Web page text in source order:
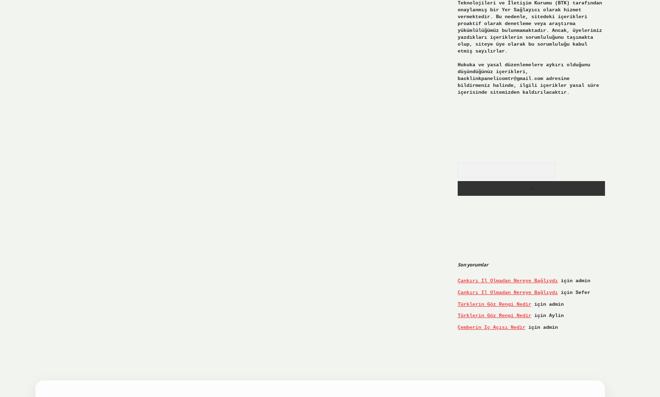
Teknolojileri ve İletişim Kurumu (BTK) tarafından
onaylanmış bir Yer Sağlayıcı olarak hizmet
vermektedir. Bu nedenle, sitedeki içerikleri
proaktif olarak denetleme veya araştırma
yükümlülüğümüz bulunmamaktadır. Ancak, üyelerimiz
yazdıkları içeriklerin sorumluluğunu taşımakta
olup, siteye üye olarak bu sorumluluğu kabul
etmiş sayılırlar.
Hukuka ve yasal düzenlemelere aykırı olduğunu
düşündüğünüz içerikleri,
backlinkpanelicomtr@gmail.comadresine
bildirmeniz halinde, ilgili içerikler yasal süre
içerisinde sitemizden kaldırılacaktır.
Son yorumlar
Çankırı Il Olmadan Nereye Bağlıydıiçin admin
Çankırı Il Olmadan Nereye Bağlıydıiçin Sefer
Türklerin Göz Rengi Nediriçin admin
Türklerin Göz Rengi Nediriçin Aylin
Çemberin Iç Açısı Nediriçin admin